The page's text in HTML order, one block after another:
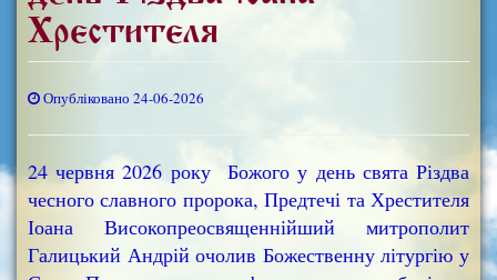
Хрестителя
Опубліковано 24-06-2026
24 червня 2026 року Божого у день свята Різдва
чесного славного пророка, Предтечі та Хрестителя
Іоана Високопреосвященнійший митрополит
Галицький Андрій очолив Божественну літургію у